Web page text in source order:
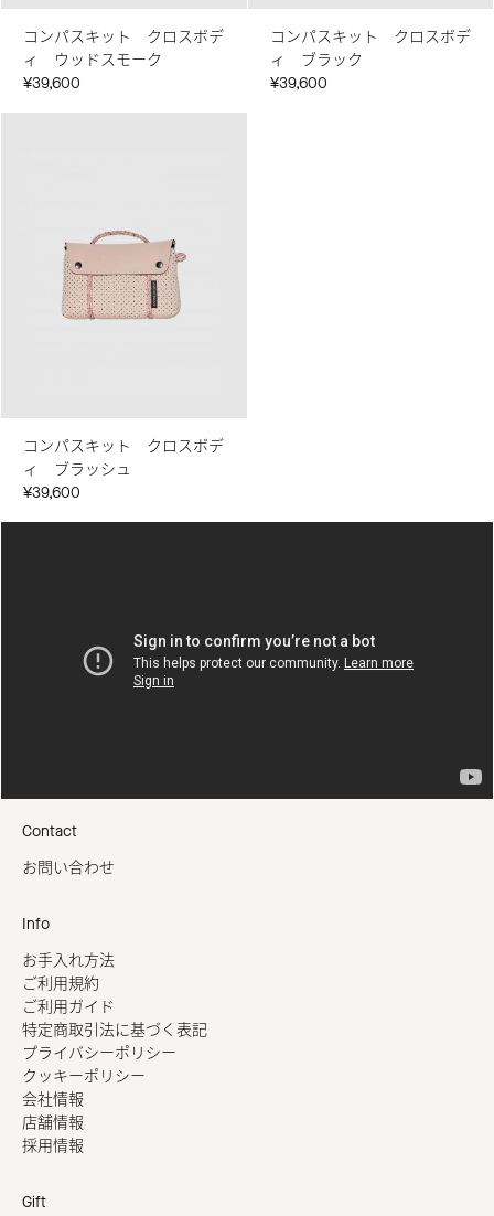
コンパスキット クロスボデ
ィ ウッドスモーク
¥39,600
コンパスキット クロスボデ
ィ ブラック
¥39,600
コンパスキット クロスボデ
ィ ブラッシュ
¥39,600
Contact
お問い合わせ
Info
お手入れ方法
ご利用規約
ご利用ガイド
特定商取引法に基づく表記
プライバシーポリシー
クッキーポリシー
会社情報
店舗情報
採用情報
Gift